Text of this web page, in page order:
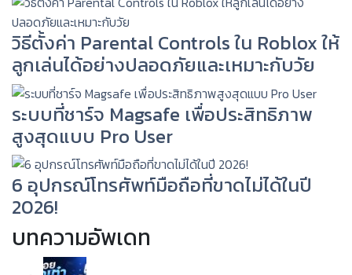
วิธีตั้งค่า Parental Controls ใน Roblox ให้
ลูกเล่นได้อย่างปลอดภัยและเหมาะกับวัย
ระบบที่ชาร์จ Magsafe เพื่อประสิทธิภาพ
สูงสุดแบบ Pro User
6 อุปกรณ์โทรศัพท์มือถือที่ขาดไม่ได้ในปี
2026!
บทความอัพเดท